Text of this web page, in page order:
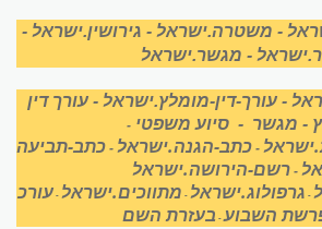
- משטרה.ישראל - גירושין.ישראל -
- מגשר.ישראל
- עורך-דין-מומלץ.ישראל - עורך דין
- מגשר -סיוע משפטי -
- כתב-הגנה.ישראל - כתב-תביעה
-רשם-הירושה.ישראל
- גרפולוג.ישראל - מתווכים.ישראל - עורכ
השבוע- בעזרת השם